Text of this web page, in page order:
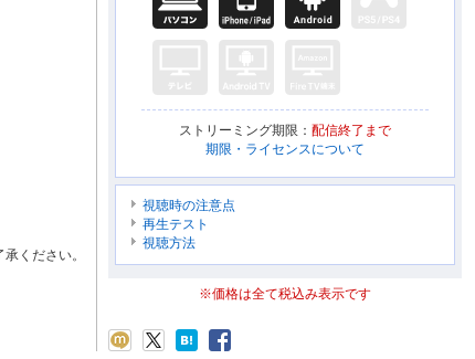
ください。
ストリーミング期限： 配信終了まで
期限・ライセンスについて
視聴時の注意点
再生テスト
視聴方法
※価格は全て税込み表示です